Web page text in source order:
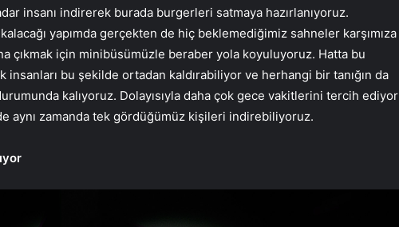
insanı indirerek burada burgerleri satmaya hazırlanıyoruz.
yapımda gerçekten de hiç beklemediğimiz sahneler karşımıza
çıkmak için minibüsümüzle beraber yola koyuluyoruz. Hatta bu
insanları bu şekilde ortadan kaldırabiliyor ve herhangi bir tanığın da
kalıyoruz. Dolayısıyla daha çok gece vakitlerini tercih ediyor
aynı zamanda tek gördüğümüz kişileri indirebiliyoruz.